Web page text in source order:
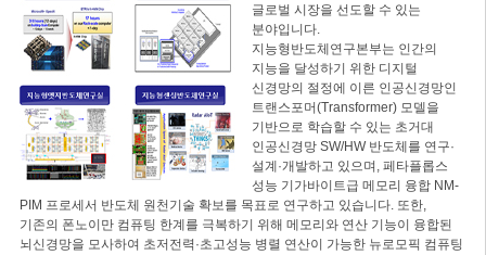
글로벌 시장을 선도할 수 있는
분야입니다.
지능형반도체연구본부는 인간의
지능을 달성하기 위한 디지털
신경망의 절정에 이른 인공신경망인
트랜스포머(Transformer) 모델을
기반으로 학습할 수 있는 초거대
인공신경망 SW/HW 반도체를 연구·
설계·개발하고 있으며, 페타플롭스
성능 기가바이트급 메모리 융합 NM-
PIM 프로세서 반도체 원천기술 확보를 목표로 연구하고 있습니다. 또한,
기존의 폰노이만 컴퓨팅 한계를 극복하기 위해 메모리와 연산 기능이 융합된
뇌신경망을 모사하여 초저전력·초고성능 병렬 연산이 가능한 뉴로모픽 컴퓨팅